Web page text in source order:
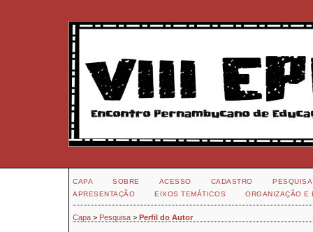
CAPA SOBRE ACESSO CADASTRO
PESQUISA
APRESENTAÇÃO
EIXOS TEMÁTICOS ORGANIZAÇÃO E
Capa > Pesquisa > Perfil do Autor